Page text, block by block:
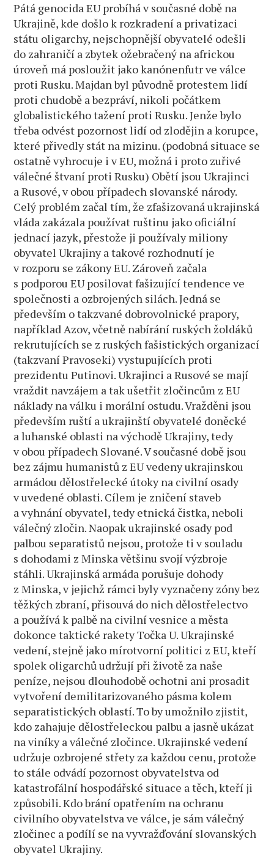
Pátá genocida EU probíhá v současné době na
Ukrajině, kde došlo k rozkradení a privatizaci
státu oligarchy, nejschopnější obyvatelé odešli
do zahraničí a zbytek ožebračený na africkou
úroveň má posloužit jako kanónenfutr ve válce
proti Rusku. Majdan byl původně protestem lidí
proti chudobě a bezpráví, nikoli počátkem
globalistického tažení proti Rusku. Jenže bylo
třeba odvést pozornost lidí od zlodějin a korupce,
které přivedly stát na mizinu. (podobná situace se
ostatně vyhrocuje i v EU, možná i proto zuřivé
válečné štvaní proti Rusku) Obětí jsou Ukrajinci
a Rusové, v obou případech slovanské národy.
Celý problém začal tím, že zfašizovaná ukrajinská
vláda zakázala používat ruštinu jako oficiální
jednací jazyk, přestože ji používaly miliony
obyvatel Ukrajiny a takové rozhodnutí je
v rozporu se zákony EU. Zároveň začala
s podporou EU posilovat fašizující tendence ve
společnosti a ozbrojených silách. Jedná se
především o takzvané dobrovolnické prapory,
například Azov, včetně nabírání ruských žoldáků
rekrutujících se z ruských fašistických organizací
(takzvaní Pravoseki) vystupujících proti
prezidentu Putinovi. Ukrajinci a Rusové se mají
vraždit navzájem a tak ušetřit zločincům z EU
náklady na válku i morální ostudu. Vražděni jsou
především ruští a ukrajinští obyvatelé doněcké
a luhanské oblasti na východě Ukrajiny, tedy
v obou případech Slované. V současné době jsou
bez zájmu humanistů z EU vedeny ukrajinskou
armádou dělostřelecké útoky na civilní osady
v uvedené oblasti. Cílem je zničení staveb
a vyhnání obyvatel, tedy etnická čistka, neboli
válečný zločin. Naopak ukrajinské osady pod
palbou separatistů nejsou, protože ti v souladu
s dohodami z Minska většinu svojí výzbroje
stáhli. Ukrajinská armáda porušuje dohody
z Minska, v jejichž rámci byly vyznačeny zóny bez
těžkých zbraní, přisouvá do nich dělostřelectvo
a používá k palbě na civilní vesnice a města
dokonce taktické rakety Točka U. Ukrajinské
vedení, stejně jako mírotvorní politici z EU, kteří
spolek oligarchů udržují při životě za naše
peníze, nejsou dlouhodobě ochotni ani prosadit
vytvoření demilitarizovaného pásma kolem
separatistických oblastí. To by umožnilo zjistit,
kdo zahajuje dělostřeleckou palbu a jasně ukázat
na viníky a válečné zločince. Ukrajinské vedení
udržuje ozbrojené střety za každou cenu, protože
to stále odvádí pozornost obyvatelstva od
katastrofální hospodářské situace a těch, kteří ji
způsobili. Kdo brání opatřením na ochranu
civilního obyvatelstva ve válce, je sám válečný
zločinec a podílí se na vyvražďování slovanských
obyvatel Ukrajiny.